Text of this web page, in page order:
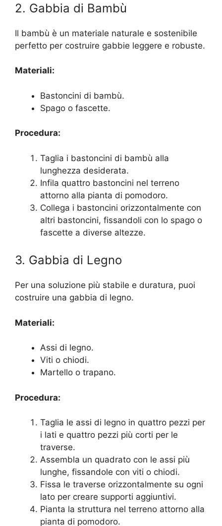
2. Gabbia di Bambù
Il bambù è un materiale naturale e sostenibile
perfetto per costruire gabbie leggere e robuste.
Materiali:
Bastoncini di bambù.
Spago o fascette.
Procedura:
Taglia i bastoncini di bambù alla
lunghezza desiderata.
Infila quattro bastoncini nel terreno
attorno alla pianta di pomodoro.
Collega i bastoncini orizzontalmente con
altri bastoncini, fissandoli con lo spago o
fascette a diverse altezze.
3. Gabbia di Legno
Per una soluzione più stabile e duratura, puoi
costruire una gabbia di legno.
Materiali:
Assi di legno.
Viti o chiodi.
Martello o trapano.
Procedura:
Taglia le assi di legno in quattro pezzi per
i lati e quattro pezzi più corti per le
traverse.
Assembla un quadrato con le assi più
lunghe, fissandole con viti o chiodi.
Fissa le traverse orizzontalmente su ogni
lato per creare supporti aggiuntivi.
Pianta la struttura nel terreno attorno alla
pianta di pomodoro.